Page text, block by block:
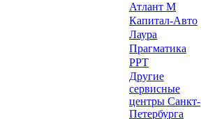
Атлант М
Капитал-Авто
Лаура
Прагматика
РРТ
Другие
сервисные
центры Санкт-
Петербурга